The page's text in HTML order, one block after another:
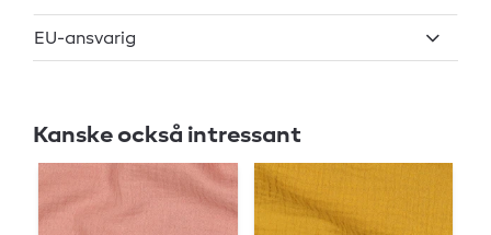
EU-ansvarig
Kanske också intressant